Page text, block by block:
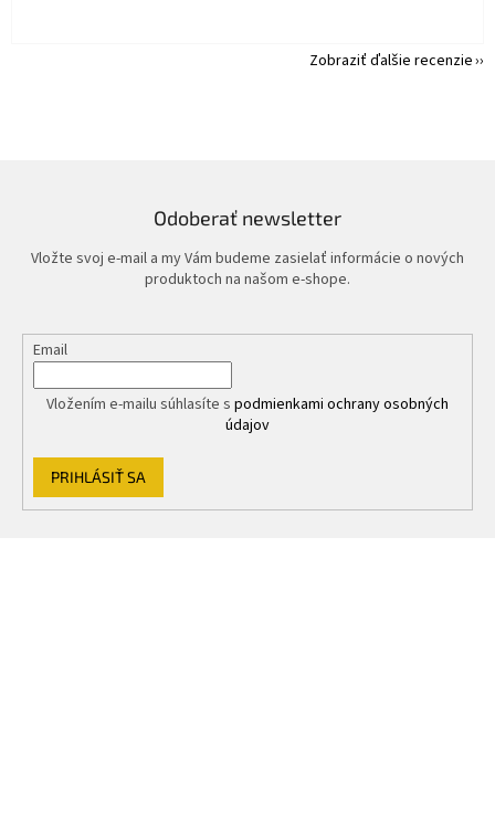
Zobraziť ďalšie recenzie
Odoberať newsletter
Vložte svoj e-mail a my Vám budeme zasielať informácie o nových
produktoch na našom e-shope.
Email
Vložením e-mailu súhlasíte s podmienkami ochrany osobných
údajov
PRIHLÁSIŤ SA